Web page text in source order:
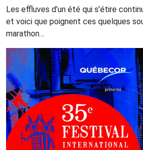
Les effluves d’un été qui s’étire
et voici que poignent ces quelques
marathon…